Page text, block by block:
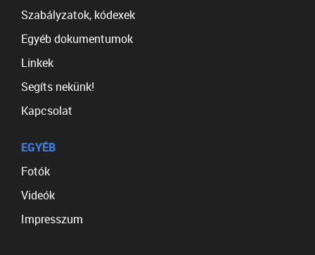
Szabályzatok, kódexek
Egyéb dokumentumok
Linkek
Segíts nekünk!
Kapcsolat
EGYÉB
Fotók
Videók
Impresszum